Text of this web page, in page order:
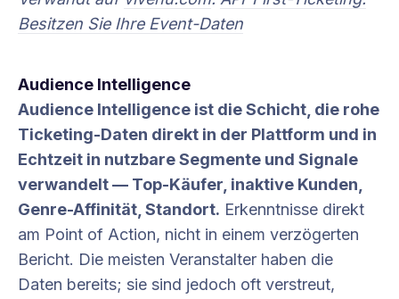
Besitzen Sie Ihre Event-Daten
Audience Intelligence
Audience Intelligence ist die Schicht, die rohe
Ticketing-Daten direkt in der Plattform und in
Echtzeit in nutzbare Segmente und Signale
verwandelt — Top-Käufer, inaktive Kunden,
Genre-Affinität, Standort. Erkenntnisse direkt
am Point of Action, nicht in einem verzögerten
Bericht. Die meisten Veranstalter haben die
Daten bereits; sie sind jedoch oft verstreut,